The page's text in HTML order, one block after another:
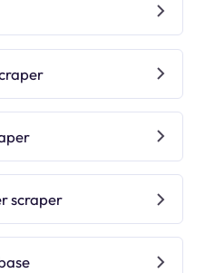
scraper